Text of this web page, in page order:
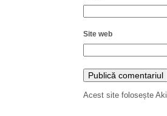
Site web
Acest site folosește